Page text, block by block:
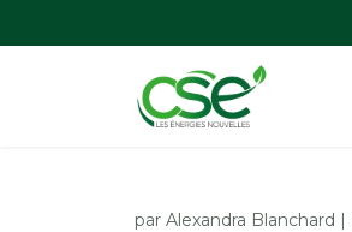
par Alexandra Blanchard |